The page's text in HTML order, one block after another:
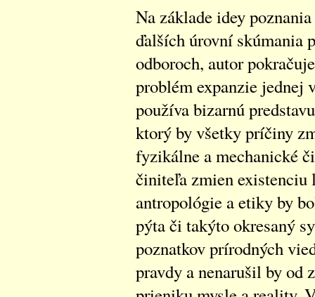
Na základe idey
ďalších úrovní skúmania
odboroch, autor
problém expanzie jednej
používa bizarnú
ktorý by všetky príčiny
fyzikálne a mechanické
činiteľa zmien
antropológie a etiky by
pýta či takýto okresaný
poznatkov prírodných
pravdy a nenarušil by od